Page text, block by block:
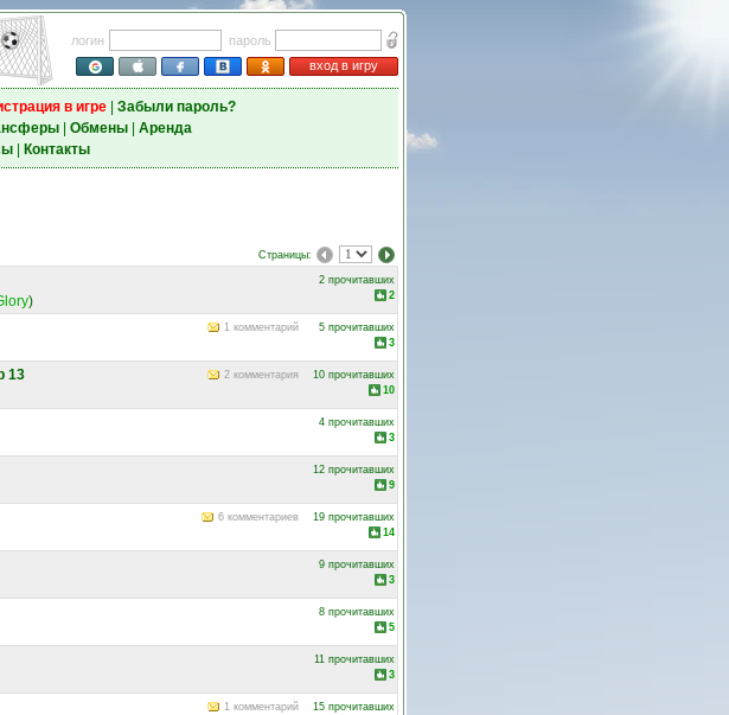
логин
пароль
вход в игру
в игре| Забыли пароль?
| Обмены| Аренда
| Контакты
Страницы:
2 прочитавших
2
)
1 комментарий
5 прочитавших
3
2 комментария
10 прочитавших
10
13
4 прочитавших
3
12 прочитавших
9
6 комментариев
19 прочитавших
14
9 прочитавших
3
8 прочитавших
5
11 прочитавших
3
1 комментарий
15 прочитавших